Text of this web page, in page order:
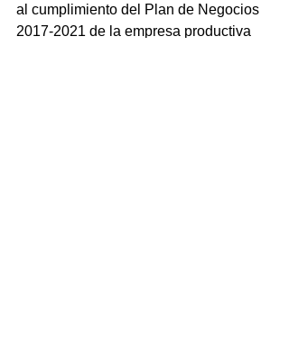
al cumplimiento del Plan de Negocios
2017-2021 de la empresa productiva